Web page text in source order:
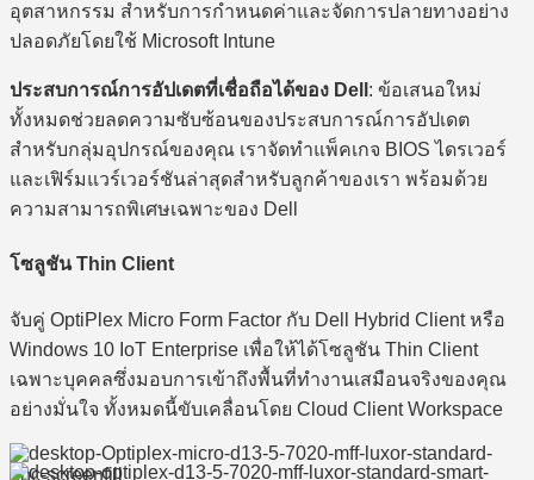
อุตสาหกรรม สำหรับการกำหนดค่าและจัดการปลายทางอย่าง
ปลอดภัยโดยใช้ Microsoft Intune
ประสบการณ์การอัปเดตที่เชื่อถือได้ของ Dell : ข้อเสนอใหม่
ทั้งหมดช่วยลดความซับซ้อนของประสบการณ์การอัปเดต
สำหรับกลุ่มอุปกรณ์ของคุณ เราจัดทำแพ็คเกจ BIOS ไดรเวอร์
และเฟิร์มแวร์เวอร์ชันล่าสุดสำหรับลูกค้าของเรา พร้อมด้วย
ความสามารถพิเศษเฉพาะของ Dell
โซลูชัน Thin Client
จับคู่ OptiPlex Micro Form Factor กับ Dell Hybrid Client หรือ
Windows 10 IoT Enterprise เพื่อให้ได้โซลูชัน Thin Client
เฉพาะบุคคลซึ่งมอบการเข้าถึงพื้นที่ทำงานเสมือนจริงของคุณ
อย่างมั่นใจ ทั้งหมดนี้ขับเคลื่อนโดย Cloud Client Workspace